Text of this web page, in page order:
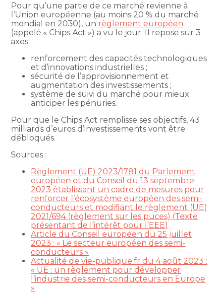
Pour qu’une partie de ce marché revienne à
l’Union européenne (au moins 20 % du marché
mondial en 2030), un règlement européen
(appelé « Chips Act ») a vu le jour. Il repose sur 3
axes :
renforcement des capacités technologiques
et d’innovations industrielles ;
sécurité de l’approvisionnement et
augmentation des investissements ;
système de suivi du marché pour mieux
anticiper les pénuries.
Pour que le Chips Act remplisse ses objectifs, 43
milliards d’euros d’investissements vont être
débloqués.
Sources :
Règlement (UE) 2023/1781 du Parlement
européen et du Conseil du 13 septembre
2023 établissant un cadre de mesures pour
renforcer l’écosystème européen des semi-
conducteurs et modifiant le règlement (UE)
2021/694 (règlement sur les puces) (Texte
présentant de l’intérêt pour l’EEE)
Article du Conseil européen du 25 juillet
2023 : « Le secteur européen des semi-
conducteurs »
Actualité de vie-publique.fr du 4 août 2023 :
« UE : un règlement pour développer
l’industrie des semi-conducteurs en Europe
»